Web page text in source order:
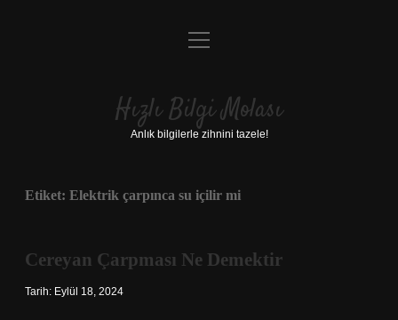
Anasayfa
Yasal Uyarı
menüyü
Hızlı Bilgi Molası
Anlık bilgilerle zihnini tazele!
Etiket: Elektrik çarpınca su içilir mi
Cereyan Çarpması Ne Demektir
Tarih: Eylül 18, 2024